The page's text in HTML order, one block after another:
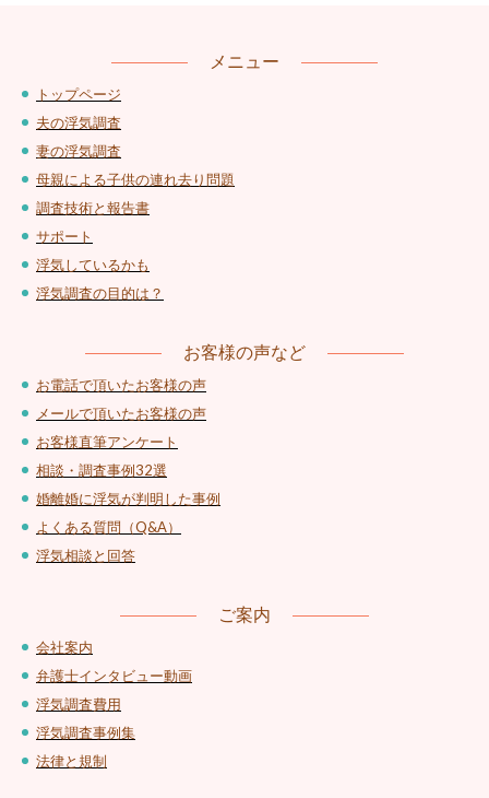
メニュー
トップページ
夫の浮気調査
妻の浮気調査
母親による子供の連れ去り問題
調査技術と報告書
サポート
浮気しているかも
浮気調査の目的は？
お客様の声など
お電話で頂いたお客様の声
メールで頂いたお客様の声
お客様直筆アンケート
相談・調査事例32選
婚離婚に浮気が判明した事例
よくある質問（Q&A）
浮気相談と回答
ご案内
会社案内
弁護士インタビュー動画
浮気調査費用
浮気調査事例集
法律と規制